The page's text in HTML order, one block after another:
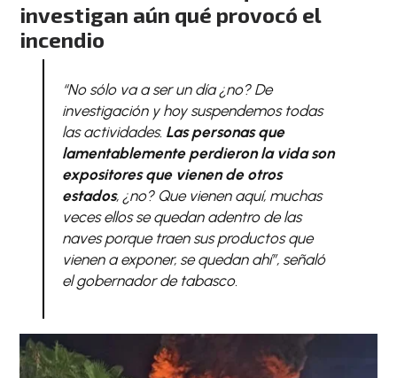
investigan aún qué provocó el
incendio
“No sólo va a ser un día ¿no? De
investigación y hoy suspendemos todas
las actividades. Las personas que
lamentablemente perdieron la vida son
expositores que vienen de otros
estados, ¿no? Que vienen aquí, muchas
veces ellos se quedan adentro de las
naves porque traen sus productos que
vienen a exponer, se quedan ahí”, señaló
el gobernador de tabasco.